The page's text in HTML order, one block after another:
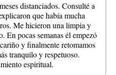
distanciados. Consulté a
que había mucha
Me hicieron una limpia y
En pocas semanas él empezó
y finalmente retomamos
tranquilo y respetuoso.
espiritual.